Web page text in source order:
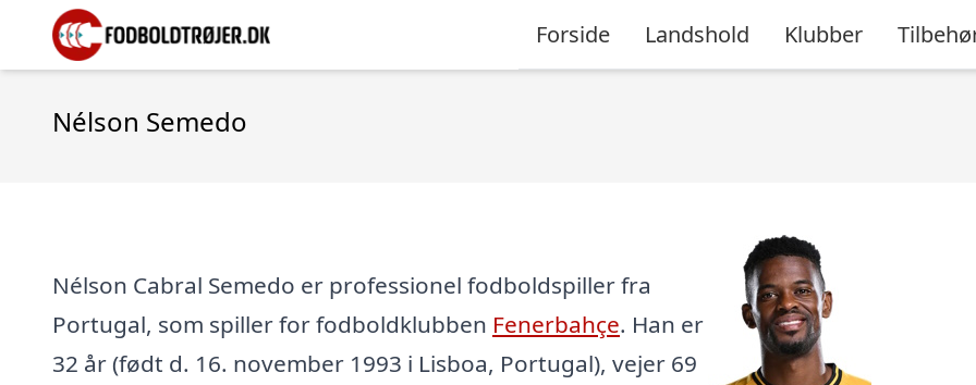
Forside Landshold Klubber
Nélson Semedo
Nélson Cabral Semedo er professionel fodboldspiller fra
Portugal, som spiller for fodboldklubben Fenerbahçe. Han er
32 år (født d. 16. november 1993 i Lisboa, Portugal), vejer 69